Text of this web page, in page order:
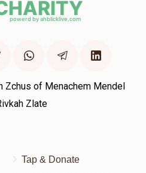
of Menachem Mendel
Zlate
Tap & Donate